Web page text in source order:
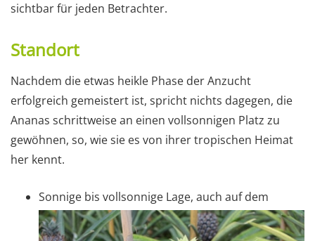
sichtbar für jeden Betrachter.
Standort
Nachdem die etwas heikle Phase der Anzucht
erfolgreich gemeistert ist, spricht nichts dagegen, die
Ananas schrittweise an einen vollsonnigen Platz zu
gewöhnen, so, wie sie es von ihrer tropischen Heimat
her kennt.
Sonnige bis vollsonnige Lage, auch auf dem